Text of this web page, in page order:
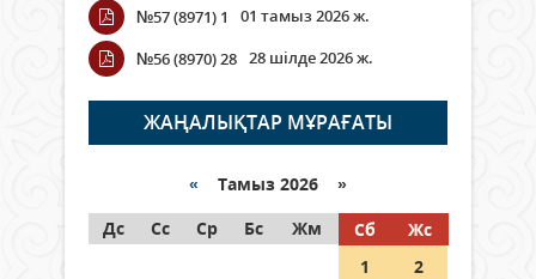
Wi-Fi ҚАБЫРҒА АРҚЫЛЫ ҚАЛАЙ
ӨТЕДІ?
06 тамыз 2026 ж. 257
граждане Казахстана,
05 тамыз 2026 ж. 139
№57 (8971) 1
01 тамыз 2026 ж.
№56 (8970) 28 28 шілде 2026 ж.
ЖАҢАЛЫҚТАР МҰРАҒАТЫ
« Тамыз 2026 »
Дс
Сс Ср Бс Жм Сб
Жс
1
2